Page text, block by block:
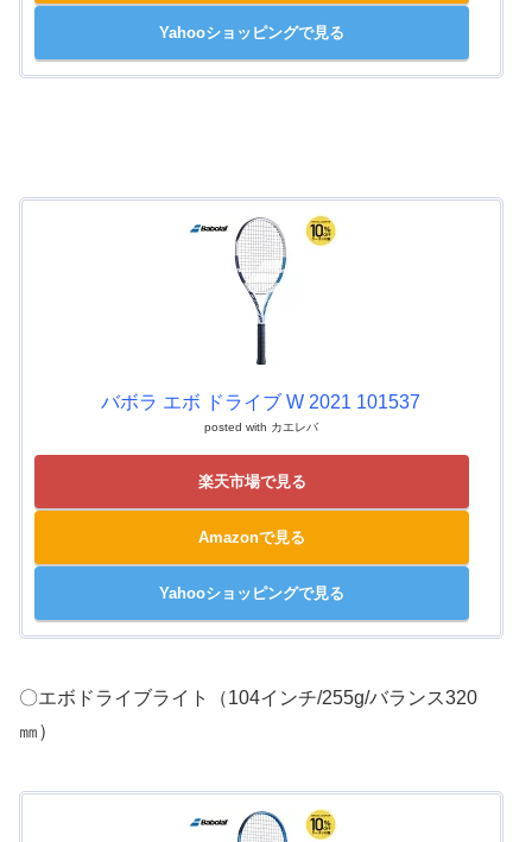
Yahooショッピングで見る
バボラ エボ ドライブ W 2021 101537
posted with カエレバ
楽天市場で見る
Amazonで見る
Yahooショッピングで見る
〇エボドライブライト（104インチ/255g/バランス320
㎜）